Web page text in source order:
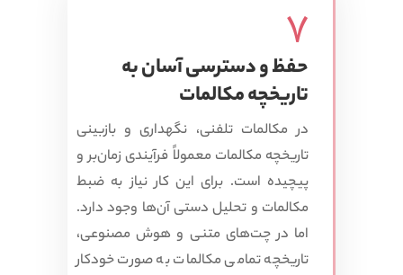
7
حفظ و دسترسی آسان به
تاریخچه مکالمات
در مکالمات تلفنی، نگهداری و بازبینی
تاریخچه مکالمات معمولاً فرآیندی زمان‌بر و
پیچیده است. برای این کار نیاز به ضبط
مکالمات و تحلیل دستی آن‌ها وجود دارد.
اما در چت‌های متنی و هوش مصنوعی،
تاریخچه تمامی مکالمات به صورت خودکار